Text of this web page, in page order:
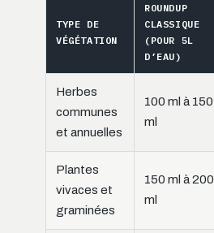
TYPE DE
VÉGÉTATION
ROUNDUP
CLASSIQUE
(POUR 5L
D’EAU)
Herbes
communes
et annuelles
100 ml à 150
ml
Plantes
vivaces et
graminées
150 ml à 200
ml